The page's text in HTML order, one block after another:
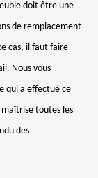
doit être une
de remplacement
cas, il faut faire
Nous vous
qui a effectué ce
maîtrise toutes les
des